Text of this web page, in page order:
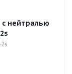
с нейтралью